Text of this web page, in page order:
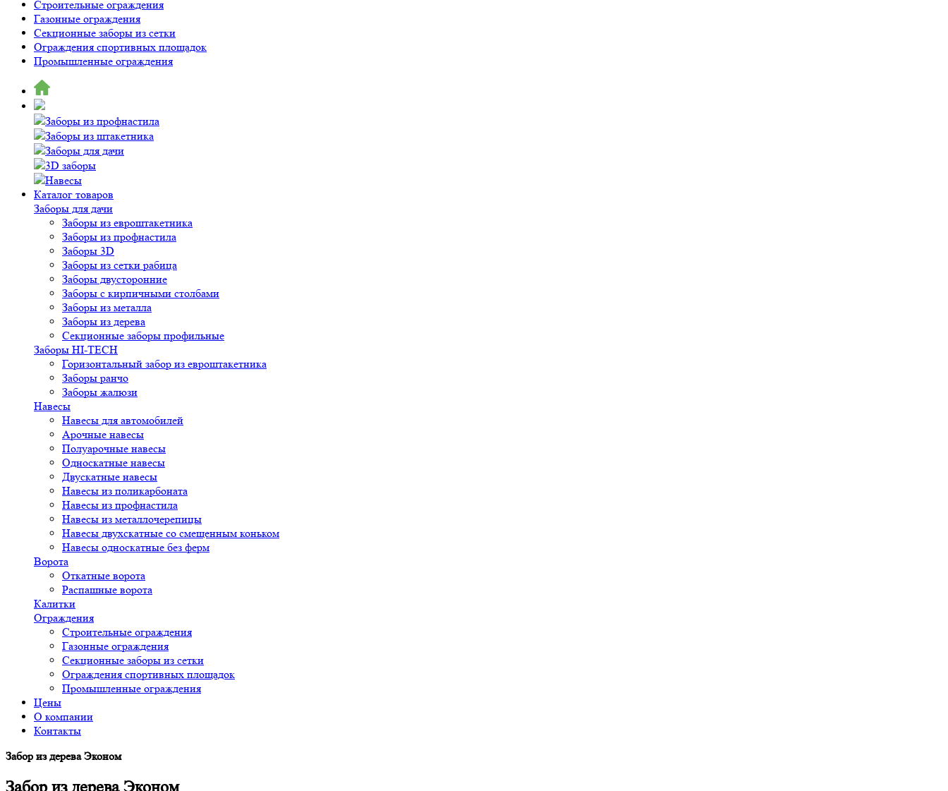
Строительные ограждения
Газонные ограждения
Секционные заборы из сетки
Ограждения спортивных площадок
Промышленные ограждения
Заборы из профнастила
Заборы из штакетника
Заборы для дачи
3D заборы
Навесы
Каталог товаров
Заборы для дачи
Заборы из евроштакетника
Заборы из профнастила
Заборы 3D
Заборы из сетки рабица
Заборы двусторонние
Заборы с кирпичными столбами
Заборы из металла
Заборы из дерева
Секционные заборы профильные
Заборы HI-TECH
Горизонтальный забор из евроштакетника
Заборы ранчо
Заборы жалюзи
Навесы
Навесы для автомобилей
Арочные навесы
Полуарочные навесы
Односкатные навесы
Двускатные навесы
Навесы из поликарбоната
Навесы из профнастила
Навесы из металлочерепицы
Навесы двухскатные со смещенным коньком
Навесы односкатные без ферм
Ворота
Откатные ворота
Распашные ворота
Калитки
Ограждения
Строительные ограждения
Газонные ограждения
Секционные заборы из сетки
Ограждения спортивных площадок
Промышленные ограждения
Цены
О компании
Контакты
Забор из дерева Эконом
Забор из дерева Эконом